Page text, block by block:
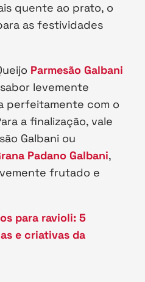
quente ao prato, o
as festividades
Parmesão Galbani
levemente
perfeitamente com o
a finalização, vale
Galbani ou
Padano Galbani,
frutado e
para ravioli: 5
e criativas da